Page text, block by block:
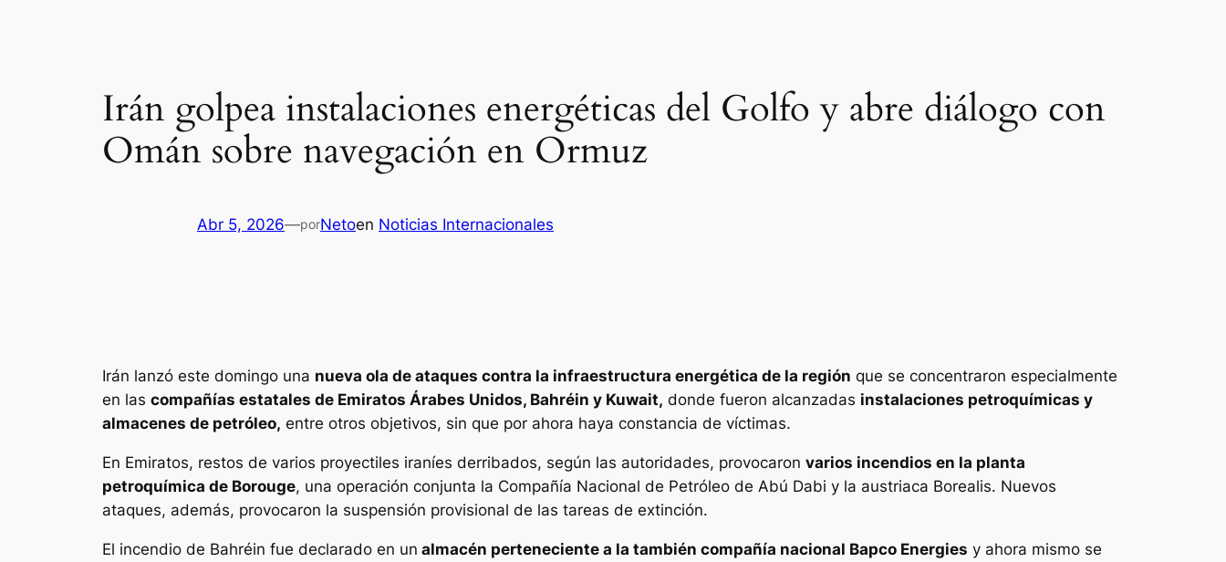
Irán golpea instalaciones energéticas del Golfo y abre diálogo con
Omán sobre navegación en Ormuz
Abr 5, 2026—porNetoen Noticias Internacionales
Irán lanzó este domingo una nueva ola de ataques contra la infraestructura energética de la región que se concentraron especialmente
en las compañías estatales de Emiratos Árabes Unidos, Bahréin y Kuwait, donde fueron alcanzadas instalaciones petroquímicas y
almacenes de petróleo, entre otros objetivos, sin que por ahora haya constancia de víctimas.
En Emiratos, restos de varios proyectiles iraníes derribados, según las autoridades, provocaron varios incendios en la planta
petroquímica de Borouge, una operación conjunta la Compañía Nacional de Petróleo de Abú Dabi y la austriaca Borealis. Nuevos
ataques, además, provocaron la suspensión provisional de las tareas de extinción.
El incendio de Bahréin fue declarado en un almacén perteneciente a la también compañía nacional Bapco Energies y ahora mismo se